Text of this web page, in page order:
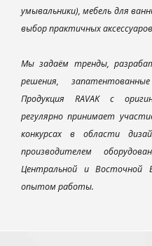
умывальники), мебель для
выбор практичных
Мы задаём тренды,
решения,
Продукция RAVAK с
регулярно принимает
конкурсах в области
производителем
Центральной и Восточной
опытом работы.